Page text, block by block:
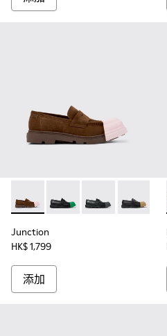
Junction - K100956-013 - 男
Junction - K100956-014
Junction -Junction
Junction
HK$ 1,799
添加